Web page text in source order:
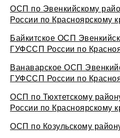
ОСП по Эвенкийскому
России по Красноярскому
Байкитское ОСП
ГУФССП России по
Ванаварское ОСП
ГУФССП России по
ОСП по Тюхтетскому
России по Красноярскому
ОСП по Козульскому